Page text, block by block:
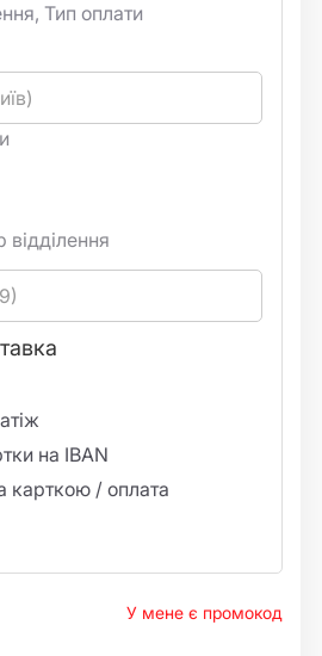
Тип оплати
відділення
на IBAN
карткою / оплата
У мене є промокод